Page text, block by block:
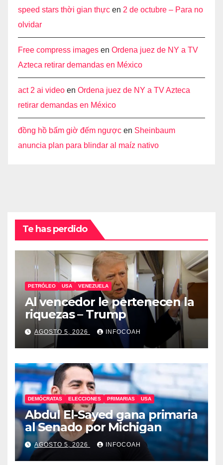
speed stars thời gian thực en 2 de octubre – Para no
olvidar
Free compress images en Ordena juez de NY a TV
Azteca retirar demandas en México
act 2 ai video en Ordena juez de NY a TV Azteca
retirar demandas en México
đồng hồ bấm giờ đếm ngược en Sheinbaum
anuncia plan para blindar al maíz nativo
Te has perdido
PETRÓLEO USA VENEZUELA
Al vencedor le pertenecen la
riquezas – Trump
AGOSTO 5, 2026 INFOCOAH
DEMÓCRATAS ELECCIONES PRIMARIAS USA
Abdul El-Sayed gana primaria
al Senado por Michigan
AGOSTO 5, 2026 INFOCOAH